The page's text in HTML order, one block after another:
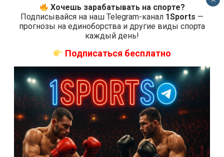
АнонимнокДоминик Круз — Деметриус Джонсон
А как смотреть с ноутбука?
Анонимно Расписание боев UFC
Кусок говна ты, существом даже нельзя ,такое как ты назвать!
АнонимнокКонор МакГрегор
УЧ
АнонимнокРэнди Браун — Николас Далби
Хочешь зарабатывать на спорте?
Подписывайся на наш Telegram-канал 1Sports —
прогнозы на единоборства и другие виды спорта
каждый день!
Подписаться бесплатно